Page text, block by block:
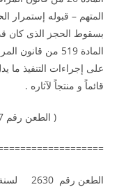
المتهم – قبوله إستمرار
بسقوط الحجز الذى كان
المادة 519 من
على إجراءات التنفيذ ما
قائماً و منتجاً لآثاره .
( الطعن رقم 2157 لسنة 28 ق ، جلسة 1959/4/14 )
الطعن رقم 2630 لسنة 32 مكتب فنى 14 صفحة رقم 191